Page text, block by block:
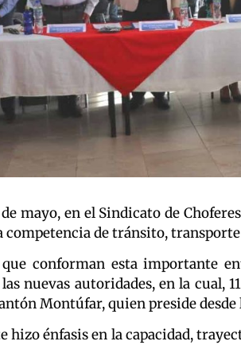
mayo, en el Sindicato de
competencia de tránsito,
conforman esta importante
nuevas autoridades, en la cual,
Montúfar, quien preside
hizo énfasis en la capacidad,